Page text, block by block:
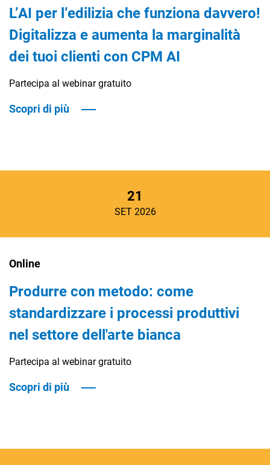
L’AI per l’edilizia che funziona davvero!
Digitalizza e aumenta la marginalità
dei tuoi clienti con CPM AI
Partecipa al webinar gratuito
Scopri di più
21
SET 2026
Online
Produrre con metodo: come
standardizzare i processi produttivi
nel settore dell'arte bianca
Partecipa al webinar gratuito
Scopri di più